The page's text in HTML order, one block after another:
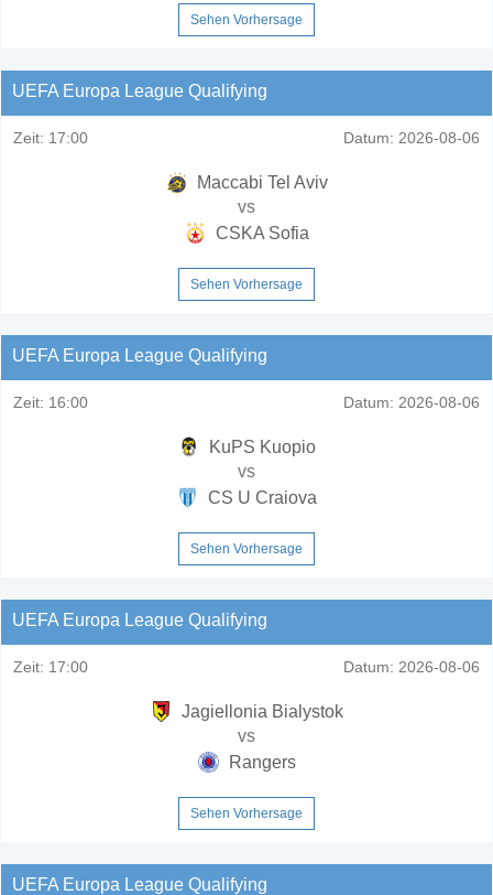
Sehen Vorhersage
UEFA Europa League Qualifying
Zeit: 17:00 Datum: 2026-08-06
Maccabi Tel Aviv
vs
CSKA Sofia
Sehen Vorhersage
UEFA Europa League Qualifying
Zeit: 16:00 Datum: 2026-08-06
KuPS Kuopio
vs
CS U Craiova
Sehen Vorhersage
UEFA Europa League Qualifying
Zeit: 17:00 Datum: 2026-08-06
Jagiellonia Bialystok
vs
Rangers
Sehen Vorhersage
UEFA Europa League Qualifying